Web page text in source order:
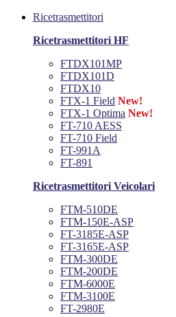
Ricetrasmettitori
Ricetrasmettitori HF
FTDX101MP
FTDX101D
FTDX10
FTX-1 Field New!
FTX-1 Optima New!
FT-710 AESS
FT-710 Field
FT-991A
FT-891
Ricetrasmettitori Veicolari
FTM-510DE
FTM-150E-ASP
FT-3185E-ASP
FT-3165E-ASP
FTM-300DE
FTM-200DE
FTM-6000E
FTM-3100E
FT-2980E